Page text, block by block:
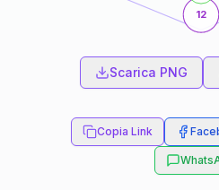
12
Scarica PNG
Copia Link